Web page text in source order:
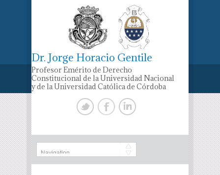
Dr. Jorge Horacio Gentile
Profesor Emérito de Derecho
Constitucional de la Universidad Nacional
y de la Universidad Católica de Córdoba